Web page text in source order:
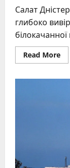
Салат
глибоко
Read More